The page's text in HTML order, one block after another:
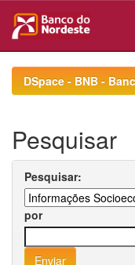
navigationDSpace - BNB -
Pesquisar
Pesquisar:
por